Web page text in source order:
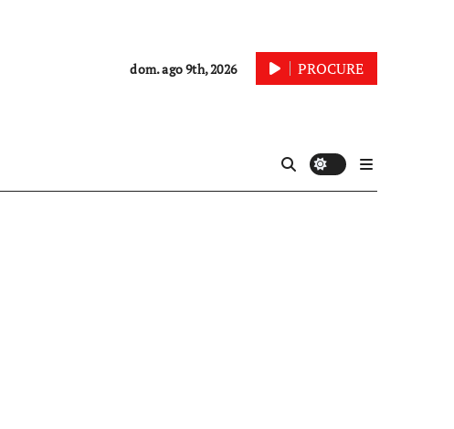
dom. ago 9th, 2026 PROCURE